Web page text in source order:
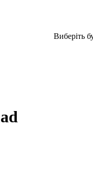
Виберіть